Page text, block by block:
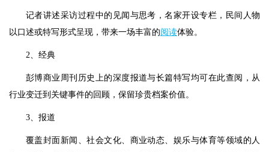
记者讲述采访过程中的见闻与思考，名家开设专栏，民间人物
以口述或特写形式呈现，带来一场丰富的阅读体验。
2、经典
彭博商业周刊历史上的深度报道与长篇特写均可在此查阅，从
行业变迁到关键事件的回顾，保留珍贵档案价值。
3、报道
覆盖封面新闻、社会文化、商业动态、娱乐与体育等领域的人